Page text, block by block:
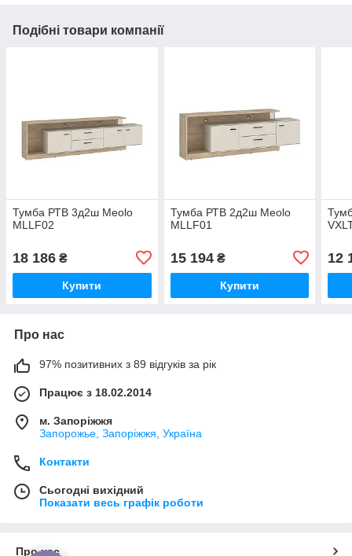
Подібні товари компанії
Тумба РТВ 3д2ш Meolo
MLLF02
18 186 ₴
Купити
Тумба РТВ 2д2ш Meolo
MLLF01
15 194₴
Купити
12
Про нас
97% позитивних з 89 відгуків за рік
Працює з 18.02.2014
м. Запоріжжя
Запорожье, Запоріжжя, Україна
Контакти
Сьогодні вихідний
Показати весь графік роботи
Про нас